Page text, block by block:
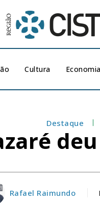
Cultura Economia
Destaque
Rafael Raimundo